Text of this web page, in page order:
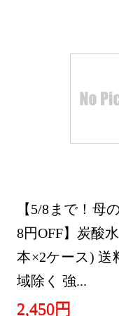
【5/8まで！母
8円OFF】炭酸
本×2ケース)
域除く 強...
2,450円